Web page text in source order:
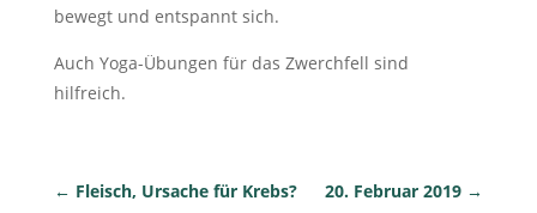
bewegt und entspannt sich.
Auch Yoga-Übungen für das Zwerchfell sind
hilfreich.
← Fleisch, Ursache für Krebs? 20. Februar 2019 →